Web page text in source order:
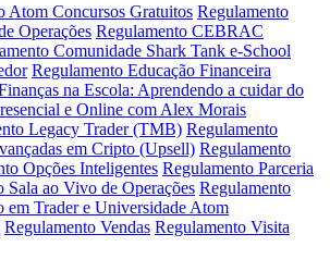
Atom Concursos Gratuitos Regulamento
Operações Regulamento CEBRAC
Comunidade Shark Tank e-School
Regulamento Educação Financeira
na Escola: Aprendendo a cuidar do
e Online com Alex Morais
Legacy Trader (TMB) Regulamento
em Cripto (Upsell) Regulamento
Opções Inteligentes Regulamento Parceria
Sala ao Vivo de Operações Regulamento
Trader e Universidade Atom
Regulamento Vendas Regulamento Visita